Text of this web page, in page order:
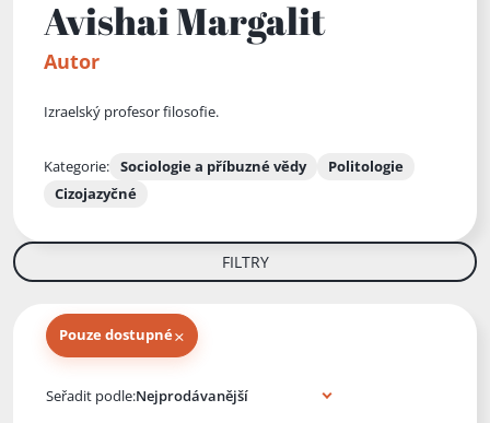
Avishai Margalit
Autor
Izraelský profesor filosofie.
Kategorie: Sociologie a příbuzné vědy
Politologie
Cizojazyčné
FILTRY
Pouze dostupné×
Seřadit podle: